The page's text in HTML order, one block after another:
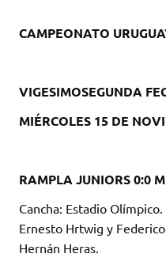
CAMPEONATO
VIGESIMOSEGUNDA
MIÉRCOLES 15 DE
RAMPLA JUNIORS 0:0
Cancha: Estadio
Ernesto Hrtwig y
Hernán Heras.